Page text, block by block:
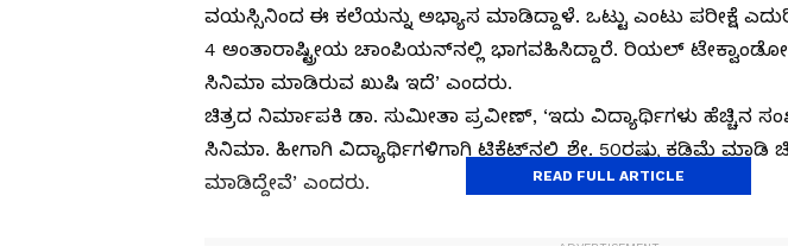
ವಯಸ್ಸಿನಿಂದ ಈ ಕಲೆಯನ್ನು ಅಭ್ಯಾಸ ಮಾಡಿದ್ದಾಳೆ. ಒಟ್ಟು ಎಂಟು ಪರೀಕ್ಷೆ
4 ಅಂತಾರಾಷ್ಟ್ರೀಯ ಚಾಂಪಿಯನ್‌ನಲ್ಲಿ ಭಾಗವಹಿಸಿದ್ದಾರೆ. ರಿಯಲ್‌ ಟೇಕ್ವಾಂಡೋ
ಸಿನಿಮಾ ಮಾಡಿರುವ ಖುಷಿ ಇದೆ’ ಎಂದರು.
ಚಿತ್ರದ ನಿರ್ಮಾಪಕಿ ಡಾ. ಸುಮೀತಾ ಪ್ರವೀಣ್‌, ‘ಇದು ವಿದ್ಯಾರ್ಥಿಗಳು ಹೆಚ್ಚಿನ
ಸಿನಿಮಾ. ಹೀಗಾಗಿ ವಿದ್ಯಾರ್ಥಿಗಳಿಗಾಗಿ ಟಿಕೆಟ್‌ನಲ್ಲಿ ಶೇ. 50ರಷ್ಟು ಕಡಿಮೆ ಮಾಡಿ
ಮಾಡಿದ್ದೇವೆ’ ಎಂದರು.
READ FULL ARTICLE